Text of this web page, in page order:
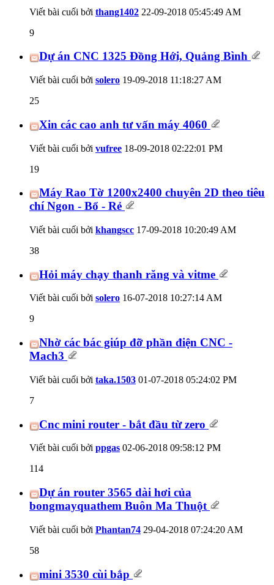
Viết bài cuối bởi thang1402 22-09-2018 05:45:49 AM
9
Dự án CNC 1325 Đồng Hới, Quảng Bình
Viết bài cuối bởi solero 19-09-2018 11:18:27 AM
25
Xin các cao anh tư vấn máy 4060
Viết bài cuối bởi vufree 18-09-2018 02:22:01 PM
19
Máy Rao Tờ 1200x2400 chuyên 2D theo tiêu
chí Ngon - Bổ - Rẻ
Viết bài cuối bởi khangscc 17-09-2018 10:20:49 AM
38
Hỏi máy chạy thanh răng và vitme
Viết bài cuối bởi solero 16-07-2018 10:27:14 AM
9
Nhờ các bác giúp đỡ phần điện CNC -
Mach3
Viết bài cuối bởi taka.1503 01-07-2018 05:24:02 PM
7
Cnc mini router - bắt đầu từ zero
Viết bài cuối bởi ppgas 02-06-2018 09:58:12 PM
114
Dự án router 3565 dài hơi của
bongmayquathem Buôn Ma Thuột
Viết bài cuối bởi Phantan74 29-04-2018 07:24:20 AM
58
mini 3530 cùi bắp